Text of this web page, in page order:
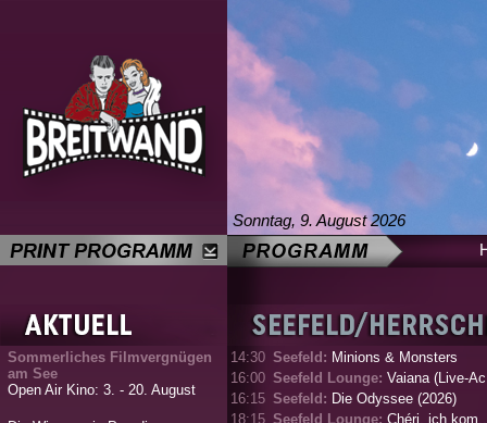
Sonntag, 9. August 2026
Sommerliches Filmvergnügen
am See
Open Air Kino: 3. - 20. August
14:30 Seefeld: Minions & Monsters
16:00 Seefeld Lounge: Vaiana (Live-
16:15 Seefeld: Die Odyssee (2026)
18:15 Seefeld Lounge: Chéri, ich